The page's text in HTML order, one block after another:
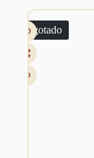
variantes.
As
opções
podem
ser
escolhidas
Esgotado